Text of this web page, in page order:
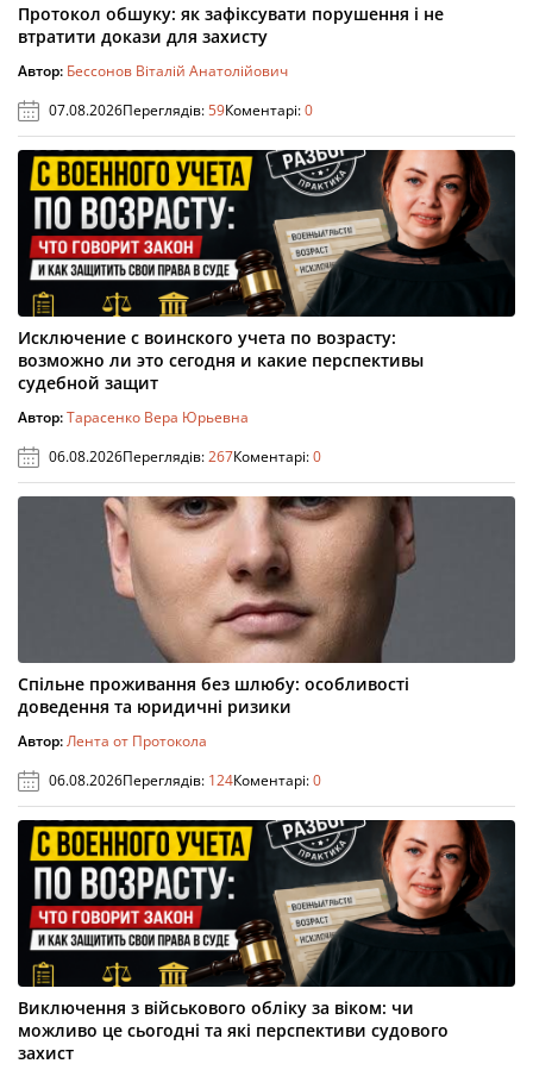
Протокол обшуку: як зафіксувати порушення і не
втратити докази для захисту
Автор: Бессонов Віталій Анатолійович
07.08.2026Переглядів:59Коментарі:0
Исключение с воинского учета по возрасту:
возможно ли это сегодня и какие перспективы
судебной защит
Автор:Тарасенко Вера Юрьевна
06.08.2026Переглядів:267Коментарі:0
Спільне проживання без шлюбу: особливості
доведення та юридичні ризики
Автор:Лента от Протокола
06.08.2026Переглядів: 124Коментарі:0
Виключення з військового обліку за віком: чи
можливо це сьогодні та які перспективи судового
захист